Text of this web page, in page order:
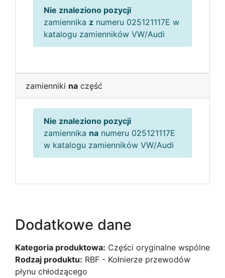
Nie znaleziono pozycji
zamiennika z numeru 025121117E w
katalogu zamienników VW/Audi
zamienniki na część
Nie znaleziono pozycji
zamiennika na numeru 025121117E
w katalogu zamienników VW/Audi
Dodatkowe dane
Kategoria produktowa: Części oryginalne wspólne
Rodzaj produktu: RBF - Kołnierze przewodów
płynu chłodzącego